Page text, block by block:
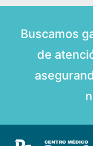
Buscamos
de